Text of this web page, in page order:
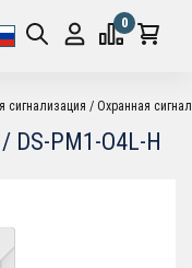
0
сигнализация Охранная
DS-PM1-O4L-H